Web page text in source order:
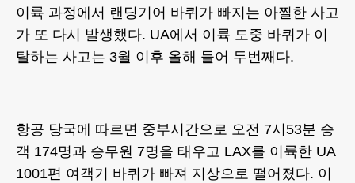
이륙 과정에서 랜딩기어 바퀴가 빠지는 아찔한 사고
가 또 다시 발생했다. UA에서 이륙 도중 바퀴가 이
탈하는 사고는 3월 이후 올해 들어 두번째다.
항공 당국에 따르면 중부시간으로 오전 7시53분 승
객 174명과 승무원 7명을 태우고 LAX를 이륙한 UA
1001편 여객기 바퀴가 빠져 지상으로 떨어졌다. 이